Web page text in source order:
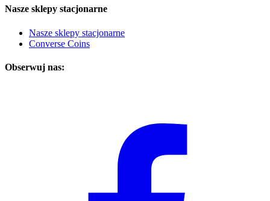
Nasze sklepy stacjonarne
Nasze sklepy stacjonarne
Converse Coins
Obserwuj nas: